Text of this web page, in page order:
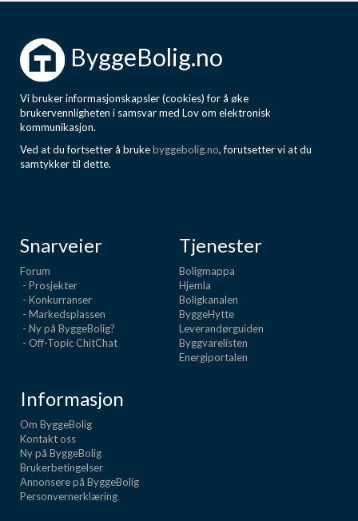
ByggeBolig.no
Vi bruker informasjonskapsler (cookies) for å øke
brukervennligheten i samsvar med Lov om elektronisk
kommunikasjon.
Ved at du fortsetter å brukebyggebolig.no, forutsetter vi at du
samtykker til dette.
Snarveier
Forum
- Prosjekter
- Konkurranser
- Markedsplassen
- Ny på ByggeBolig?
- Off-Topic ChitChat
Tjenester
Boligmappa
Hjemla
Boligkanalen
ByggeHytte
Leverandørguiden
Byggvarelisten
Energiportalen
Informasjon
Om ByggeBolig
Kontakt oss
Ny på ByggeBolig
Brukerbetingelser
Annonsere på ByggeBolig
Personvernerklæring